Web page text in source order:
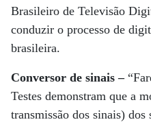
Brasileiro de Televisão
conduzir o processo de
brasileira.
Conversor de sinais –
Testes demonstram que a
transmissão dos sinais) dos